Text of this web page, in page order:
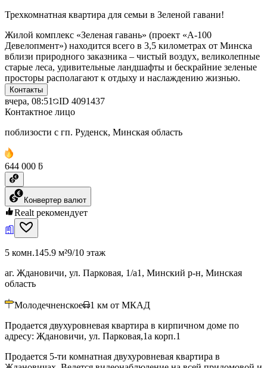
Трехкомнатная квартира для семьи в Зеленой гавани!
Жилой комплекс «Зеленая гавань» (проект «А-100
Девелопмент») находится всего в 3,5 километрах от Минска
вблизи природного заказника – чистый воздух, великолепные
старые леса, удивительные ландшафты и бескрайние зеленые
просторы располагают к отдыху и наслаждению жизнью.
Контакты
вчера, 08:51 ID 4091437
Контактное лицо
поблизости с гп. Руденск, Минская область
644 000 ƃ
Конвертер валют
Realt рекомендует
5 комн.145.9 м²9/10 этаж
аг. Ждановичи, ул. Парковая, 1/а1, Минский р-н, Минская
область
Молодечненское 1 км от МКАД
Продается двухуровневая квартира в кирпичном доме по
адресу: Ждановичи, ул. Парковая,1а корп.1
Продается 5-ти комнатная двухуровневая квартира в